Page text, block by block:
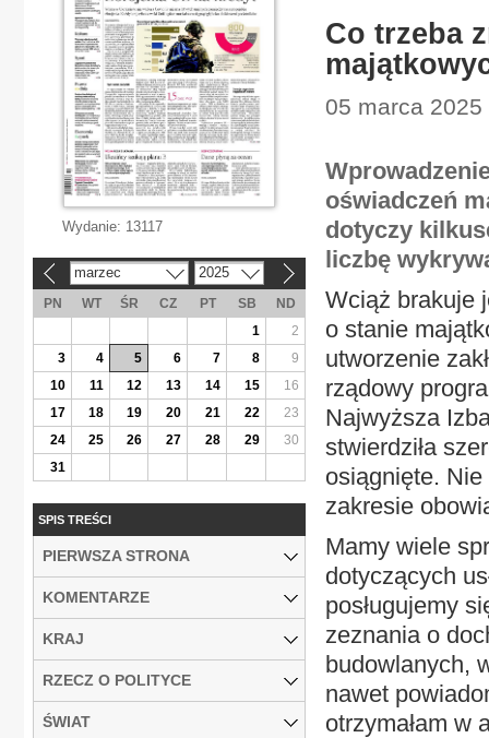
Co trzeba
05 marca
oświadczeń
dotyczy
liczbę
Wciąż brakuje
o stanie
utworzenie
rządowy
Najwyższa
stwierdziła
osiągnięte.
zakresie
Mamy wiele
dotyczących
posługujemy
zeznania o
budowlanych,
nawet
otrzymałam w
Wydanie: 13117
marzec 2025
PN WT ŚR CZ PT SB
ND
1
2
3
4 5 6 7 8
9
10
11 12 13 14 15
16
17
18 19 20 21 22
23
24
25 26 27 28 29
30
31
SPIS TREŚCI
PIERWSZA STRONA
KOMENTARZE
KRAJ
RZECZ O POLITYCE
ŚWIAT